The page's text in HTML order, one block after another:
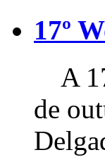
17º
A
de